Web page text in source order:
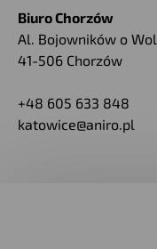
Biuro Chorzów
Al. Bojowników o
41-506 Chorzów
+48 605 633 848
katowice@aniro.pl